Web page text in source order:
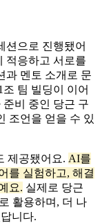
션으로 진행됐어
적응하고 서로를
과 멘토 소개로 문
팀 빌딩이 이어
비 중인 당근 구
조언을 얻을 수 있
제공됐어요. AI를
를 실험하고, 해결
요. 실제로 당근
활용하며, 더 나
니다.